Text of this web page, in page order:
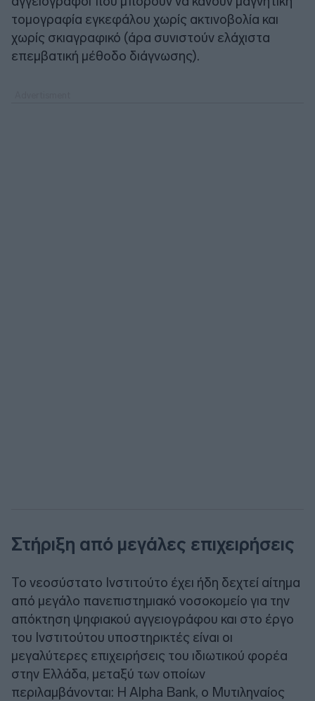
τομογραφία εγκεφάλου χωρίς ακτινοβολία και
χωρίς σκιαγραφικό (άρα συνιστούν ελάχιστα
επεμβατική μέθοδο διάγνωσης).
Στήριξη από μεγάλες επιχειρήσεις
Το νεοσύστατο Ινστιτούτο έχει ήδη δεχτεί αίτημα
από μεγάλο πανεπιστημιακό νοσοκομείο για την
απόκτηση ψηφιακού αγγειογράφου και στο έργο
του Ινστιτούτου υποστηρικτές είναι οι
μεγαλύτερες επιχειρήσεις του ιδιωτικού φορέα
στην Ελλάδα, μεταξύ των οποίων
περιλαμβάνονται: Η Alpha Bank, ο Μυτιληναίος